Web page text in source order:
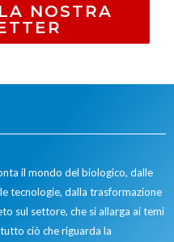
NOSTRA
il mondo del biologico, dalle
tecnologie, dalla trasformazione
sul settore, che si allarga ai temi
ciò che riguarda la